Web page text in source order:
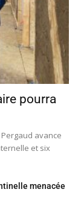
pourra
avance
et six
menacée